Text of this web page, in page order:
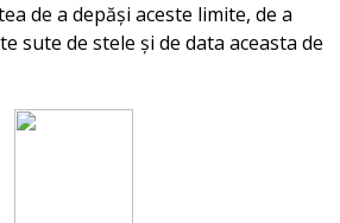
de a depăşi aceste limite, de a
sute de stele şi de data aceasta de